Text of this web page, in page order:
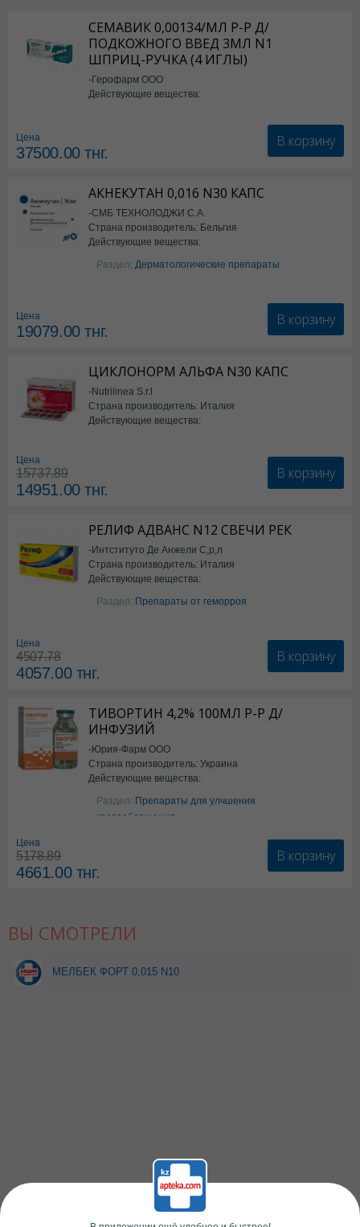
СЕМАВИК 0,00134/МЛ Р-Р Д/
ПОДКОЖНОГО ВВЕД 3МЛ N1
ШПРИЦ-РУЧКА (4 ИГЛЫ)
-Герофарм ООО
Действующие вещества:
Цена
37500.00тнг.
В корзину
АКНЕКУТАН 0,016 N30 КАПС
-СМБ ТЕХНОЛОДЖИ С.А.
Страна производитель: Бельгия
Действующие вещества:
Изотретиноин
Раздел: Дерматологические препараты
Цена
19079.00тнг.
В корзину
ЦИКЛОНОРМ АЛЬФА N30 КАПС
-Nutrilinea S.r.l
Страна производитель: Италия
Действующие вещества:
Цена
15737.89
14951.00тнг.
В корзину
РЕЛИФ АДВАНС N12 СВЕЧИ РЕК
-Интституто Де Анжели С,р,л
Страна производитель: Италия
Действующие вещества:
Бензокаин
Раздел: Препараты от геморроя
Цена
4507.78
4057.00тнг.
В корзину
ТИВОРТИН 4,2% 100МЛ Р-Р Д/
ИНФУЗИЙ
-Юрия-Фарм ООО
Страна производитель: Украина
Действующие вещества:
Аргинин
Раздел: Препараты для улчшения
кровообращения
Цена
5178.89
4661.00тнг.
В корзину
ВЫ СМОТРЕЛИ
МЕЛБЕК ФОРТ 0,015 N10